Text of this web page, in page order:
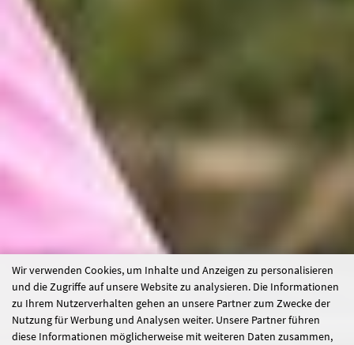
Wir verwenden Cookies, um Inhalte und Anzeigen zu personalisieren
und die Zugriffe auf unsere Website zu analysieren. Die Informationen
zu Ihrem Nutzerverhalten gehen an unsere Partner zum Zwecke der
Nutzung für Werbung und Analysen weiter. Unsere Partner führen
diese Informationen möglicherweise mit weiteren Daten zusammen,